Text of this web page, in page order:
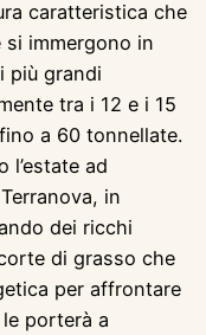
caratteristica che
immergono in
più grandi
tra i 12 e i 15
a 60 tonnellate.
l’estate ad
in
dei ricchi
di grasso che
per affrontare
porterà a